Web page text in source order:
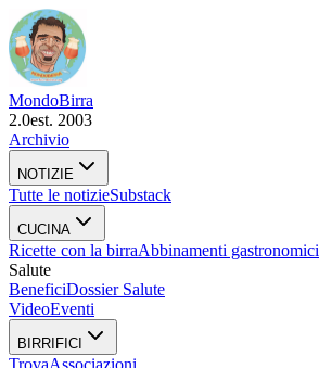
MondoBirra
2.0est. 2003
Archivio
NOTIZIE
Tutte le notizieSubstack
CUCINA
Ricette con la birraAbbinamenti gastronomici
Salute
BeneficiDossier Salute
VideoEventi
BIRRIFICI
TrovaAssociazioni